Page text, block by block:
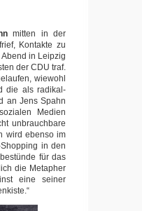
mitten in der
Kontakte zu
in Leipzig
der CDU traf.
wiewohl
die als radikal-
an Jens Spahn
Medien
unbrauchbare
wird ebenso im
in den
für das
die Metapher
eine seiner